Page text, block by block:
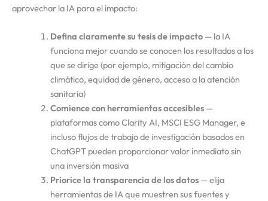
aprovechar la IA para el impacto:
Defina claramente su tesis de impacto— la IA
funciona mejor cuando se conocen los resultados a los
que se dirige (por ejemplo, mitigación del cambio
climático, equidad de género, acceso a la atención
sanitaria)
Comience con herramientas accesibles—
plataformas como Clarity AI, MSCI ESG Manager, e
incluso flujos de trabajo de investigación basados en
ChatGPT pueden proporcionar valor inmediato sin
una inversión masiva
Priorice la transparencia de los datos— elija
herramientas de IA que muestren sus fuentes y